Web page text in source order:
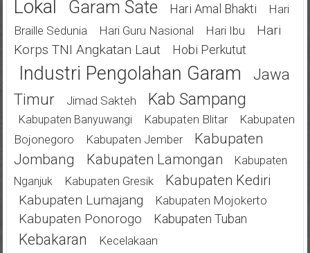
Lokal
Garam Sate Hari Amal Bhakti
Hari
Braille Sedunia
Hari Guru Nasional Hari Ibu
Hari
Korps TNI Angkatan Laut
Hobi Perkutut
Industri Pengolahan Garam
Jawa
Timur
Jimad Sakteh Kab Sampang
Kabupaten Banyuwangi Kabupaten Blitar
Kabupaten
Bojonegoro
Kabupaten Jember
Kabupaten
Jombang
Kabupaten Lamongan
Kabupaten
Nganjuk
Kabupaten Gresik Kabupaten Kediri
Kabupaten Lumajang Kabupaten Mojokerto
Kabupaten Ponorogo Kabupaten Tuban
Kebakaran Kecelakaan